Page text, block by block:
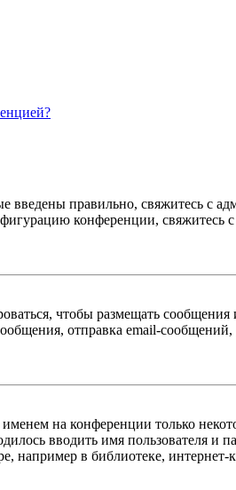
введены правильно, свяжитесь с
конференции, свяжитесь
чтобы размещать сообщения
отправка email-сообщений,
на конференции только
вводить имя пользователя и
например в библиотеке, интернет-